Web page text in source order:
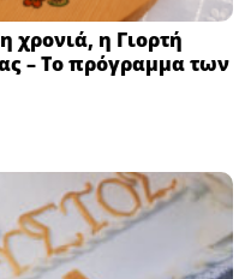
χρονιά, η Γιορτή
– Το πρόγραμμα των